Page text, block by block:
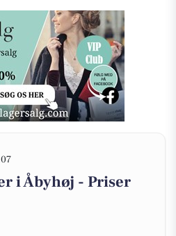
i Åbyhøj - Priser